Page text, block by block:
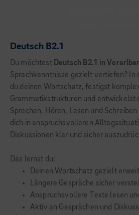
Deutsch B2.1
Du möchtest Deutsch B2.1 in
Sprachkenntnisse gezielt vertiefen? In
du deinen Wortschatz, festigst
Grammatikstrukturen und entwickelst
Sprechen, Hören, Lesen und
dich in anspruchsvolleren
Diskussionen klar und sicher
Das lernst du:
Deinen Wortschatz gezielt
Längere Gespräche sicher
Anspruchsvollere Texte lesen
Aktiv an Gesprächen und